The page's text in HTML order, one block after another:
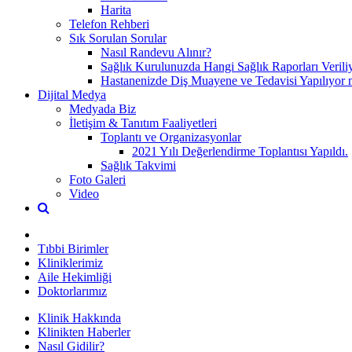
Harita
Telefon Rehberi
Sık Sorulan Sorular
Nasıl Randevu Alınır?
Sağlık Kurulunuzda Hangi Sağlık Raporları
Hastanenizde Diş Muayene ve Tedavisi Yapılıyor
Dijital Medya
Medyada Biz
İletişim & Tanıtım Faaliyetleri
Toplantı ve Organizasyonlar
2021 Yılı Değerlendirme Toplantısı Yapıldı.
Sağlık Takvimi
Foto Galeri
Video
Tıbbi Birimler
Kliniklerimiz
Aile Hekimliği
Doktorlarımız
Klinik Hakkında
Klinikten Haberler
Nasıl Gidilir?